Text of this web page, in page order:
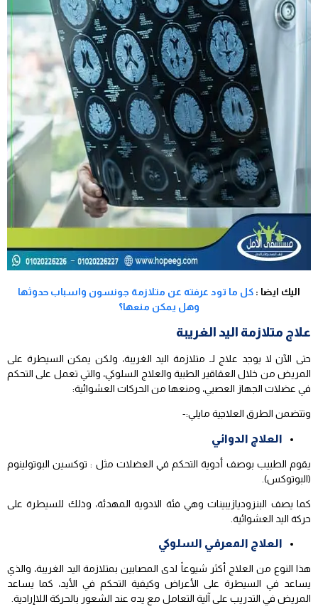
اليك ايضا : كل ما تود عرفته عن متلازمة جونسون واسباب حدوثها
وهل يمكن منعها؟
علاج متلازمة اليد الغريبة
حتى الآن لا يوجد علاج لـ متلازمة اليد الغريبة، ولكن يمكن السيطرة على
المريض من خلال العقاقير الطبية والعلاج السلوكي، والتي تعمل على التحكم
في عضلات الجهاز العصبي، ومنعها من الحركات العشوائية:
وتتضمن الطرق العلاجية مايلي:-
العلاج الدوائي
يقوم الطبيب بوصف أدوية التحكم في العضلات مثل : توكسين البوتولينوم
(البوتوكس).
كما يصف البنزوديازيبينات وهي فئة الادوية المهدئة، وذلك للسيطرة على
حركة اليد العشوائية.
العلاج المعرفي السلوكي
هذا النوع من العلاج أكثر شيوعاً لدى المصابين بمتلازمة اليد الغريبة، والذي
يساعد في السيطرة على الأعراض وكيفية التحكم في الأيد، كما يساعد
المريض في التدريب على آلية التعامل مع يده عند الشعور بالحركة اللاإرادية.